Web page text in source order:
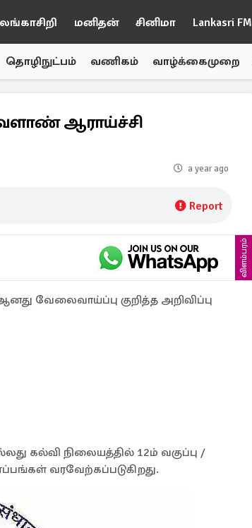
லங்காசிறி மனிதன் சினிமா Lankasri FM
தொழிநுட்பம் வணிகம் வாழ்க்கைமுறை
ஆராய்ச்சி
a year ago
Report
விளம்பரம்
வேலைவாய்ப்பு குறித்த அறிவிப்பு
கல்வி நிலையத்தில் 12ம் வகுப்பு /
வரவேற்கப்படுகிறது.